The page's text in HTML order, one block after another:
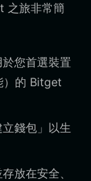
之旅非常簡
您首選裝置
）的 Bitget
錢包」以生
放在安全、